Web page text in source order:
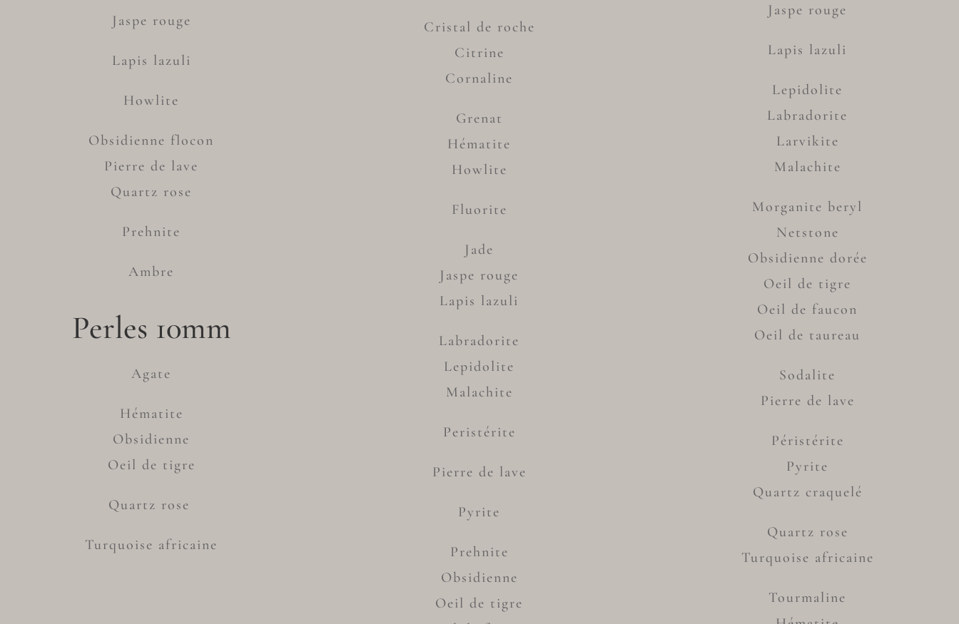
Jaspe rouge
Lapis lazuli
Howlite
Obsidienne flocon
Pierre de lave
Quartz rose
Prehnite
Ambre
Perles 10mm
Agate
Hématite
Obsidienne
Oeil de tigre
Quartz rose
Turquoise africaine
Cristal de roche
Citrine
Cornaline
Grenat
Hématite
Howlite
Fluorite
Jade
Jaspe rouge
Lapis lazuli
Labradorite
Lepidolite
Malachite
Peristérite
Pierre de lave
Pyrite
Prehnite
Obsidienne
Oeil de tigre
Jaspe rouge
Lapis lazuli
Lepidolite
Labradorite
Larvikite
Malachite
Morganite beryl
Netstone
Obsidienne dorée
Oeil de tigre
Oeil de faucon
Oeil de taureau
Sodalite
Pierre de lave
Péristérite
Pyrite
Quartz craquelé
Quartz rose
Turquoise africaine
Tourmaline